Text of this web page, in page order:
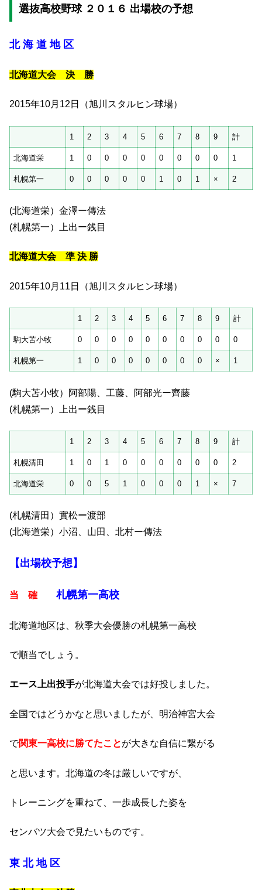
選抜高校野球 ２０１６ 出場校の予想
北 海 道 地 区
北海道大会 決 勝
2015年10月12日（旭川スタルヒン球場）
1 2 3 4 5 6 7 8 9 計
北海道栄 1 0 0 0 0 0 0 0 0 1
札幌第一 0 0 0 0 0 1 0 1 × 2
(北海道栄）金澤ー傳法
(札幌第一）上出ー銭目
北海道大会 準 決 勝
2015年10月11日（旭川スタルヒン球場）
1 2 3 4 5 6 7 8 9 計
駒大苫小牧 0 0 0 0 0 0 0 0 0 0
札幌第一 1 0 0 0 0 0 0 0 × 1
(駒大苫小牧）阿部陽、工藤、阿部光ー齊藤
(札幌第一）上出ー銭目
1 2 3 4 5 6 7 8 9 計
札幌清田 1 0 1 0 0 0 0 0 0 2
北海道栄 0 0 5 1 0 0 0 1 × 7
(札幌清田）實松ー渡部
(北海道栄）小沼、山田、北村ー傳法
【出場校予想】
当 確 札幌第一高校
北海道地区は、秋季大会優勝の札幌第一高校
で順当でしょう。
エース上出投手が北海道大会では好投しました。
全国ではどうかなと思いましたが、明治神宮大会
で関東一高校に勝てたことが大きな自信に繋がる
と思います。北海道の冬は厳しいですが、
トレーニングを重ねて、一歩成長した姿を
センバツ大会で見たいものです。
東 北 地 区